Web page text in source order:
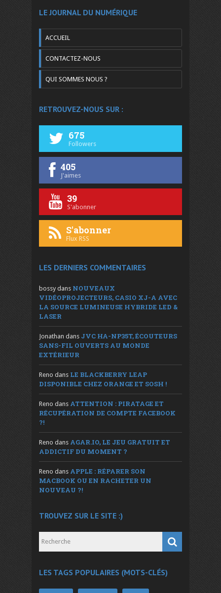
LE JOURNAL DU NUMÉRIQUE
ACCUEIL
CONTACTEZ-NOUS
QUI SOMMES NOUS ?
RETROUVEZ-NOUS SUR :
675
Followers
405
J'aimes
39
S'abonner
S'abonner
Flux RSS
LES DERNIERS COMMENTAIRES
bossy dans NOUVEAUX
VIDÉOPROJECTEURS, CASIO XJ-A AVEC
LA SOURCE LUMINEUSE HYBRIDE LED &
LASER
Jonathan dans JVC HA-NP35T, ÉCOUTEURS
SANS-FIL OUVERTS AU MONDE
EXTÉRIEUR
Reno dans LE BLACKBERRY LEAP
DISPONIBLE CHEZ ORANGE ET SOSH !
Reno dans ATTENTION : PIRATAGE ET
RÉCUPÉRATION DE COMPTE FACEBOOK
?!
Reno dans AGAR.IO, LE JEU GRATUIT ET
ADDICTIF DU MOMENT ?
Reno dans APPLE : RÉPARER SON
MACBOOK OU EN RACHETER UN
NOUVEAU ?!
TROUVEZ SUR LE SITE :)
LES TAGS POPULAIRES (MOTS-CLÉS)